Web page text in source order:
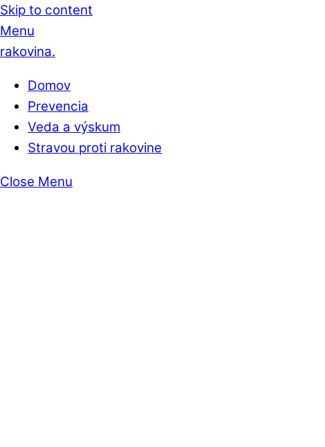
Skip to content
Menu
rakovina.
Domov
Prevencia
Veda a výskum
Stravou proti rakovine
Close Menu